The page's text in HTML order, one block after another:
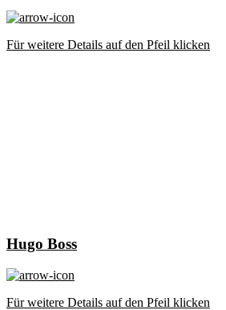
Für weitere Details auf den Pfeil klicken
Hugo Boss
Für weitere Details auf den Pfeil klicken